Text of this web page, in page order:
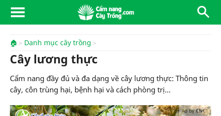
🏠 Danh mục cây trồng
Cây lương thực
Cẩm nang đầy đủ và đa dạng về cây lương thực: Thông tin
cây, côn trùng hại, bệnh hại và cách phòng trị...
Ad by CNCT